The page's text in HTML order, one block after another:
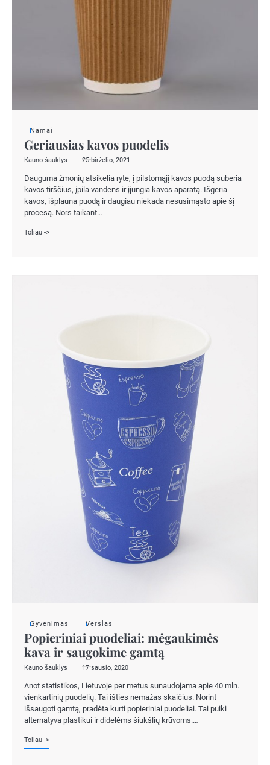
Namai
Geriausias kavos puodelis
Kauno šauklys 25 birželio, 2021
Dauguma žmonių atsikelia ryte, į pilstomąjį kavos puodą suberia
kavos tirščius, įpila vandens ir įjungia kavos aparatą. Išgeria
kavos, išplauna puodą ir daugiau niekada nesusimąsto apie šį
procesą. Nors taikant…
Toliau ->
Gyvenimas Verslas
Popieriniai puodeliai: mėgaukimės
kava ir saugokime gamtą
Kauno šauklys 17 sausio, 2020
Anot statistikos, Lietuvoje per metus sunaudojama apie 40 mln.
vienkartinių puodelių. Tai išties nemažas skaičius. Norint
išsaugoti gamtą, pradėta kurti popieriniai puodeliai. Tai puiki
alternatyva plastikui ir didelėms šiukšlių krūvoms.…
Toliau ->